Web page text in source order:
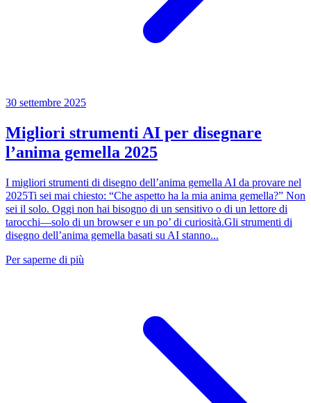
30 settembre 2025
Migliori strumenti AI per disegnare
l’anima gemella 2025
I migliori strumenti di disegno dell’anima gemella AI da provare nel
2025Ti sei mai chiesto: “Che aspetto ha la mia anima gemella?” Non
sei il solo. Oggi non hai bisogno di un sensitivo o di un lettore di
tarocchi—solo di un browser e un po’ di curiosità.Gli strumenti di
disegno dell’anima gemella basati su AI stanno...
Per saperne di più